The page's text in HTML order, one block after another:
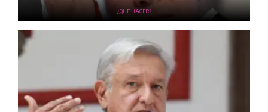
¿QUÉ HACER?